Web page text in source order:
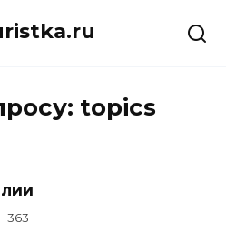
topics
363